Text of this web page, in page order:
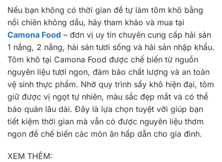
Nếu bạn không có thời gian để tự làm tôm khô bằng
nồi chiên không dầu, hãy tham khảo và mua tại
Camona Food – đơn vị uy tín chuyên cung cấp hải sản
1 nắng, 2 nắng, hải sản tươi sống và hải sản nhập khẩu.
Tôm khô tại Camona Food được chế biến từ nguồn
nguyên liệu tươi ngon, đảm bảo chất lượng và an toàn
vệ sinh thực phẩm. Nhờ quy trình sấy khô hiện đại, tôm
giữ được vị ngọt tự nhiên, màu sắc đẹp mắt và có thể
bảo quản lâu dài. Đây là lựa chọn tuyệt vời giúp bạn
tiết kiệm thời gian mà vẫn có được nguyên liệu thơm
ngon để chế biến các món ăn hấp dẫn cho gia đình.
XEM THÊM: